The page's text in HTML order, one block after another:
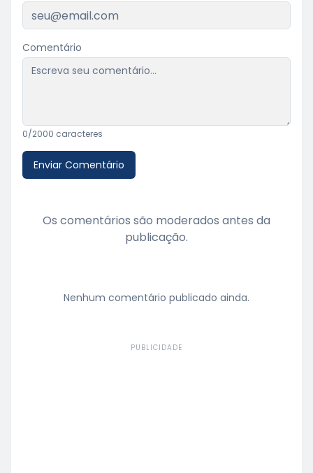
Comentário
0/2000 caracteres
Enviar Comentário
Os comentários são moderados antes da
publicação.
Nenhum comentário publicado ainda.
PUBLICIDADE